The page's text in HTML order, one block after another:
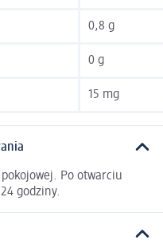
0,8 g
0 g
15 mg
Po otwarciu
godziny.